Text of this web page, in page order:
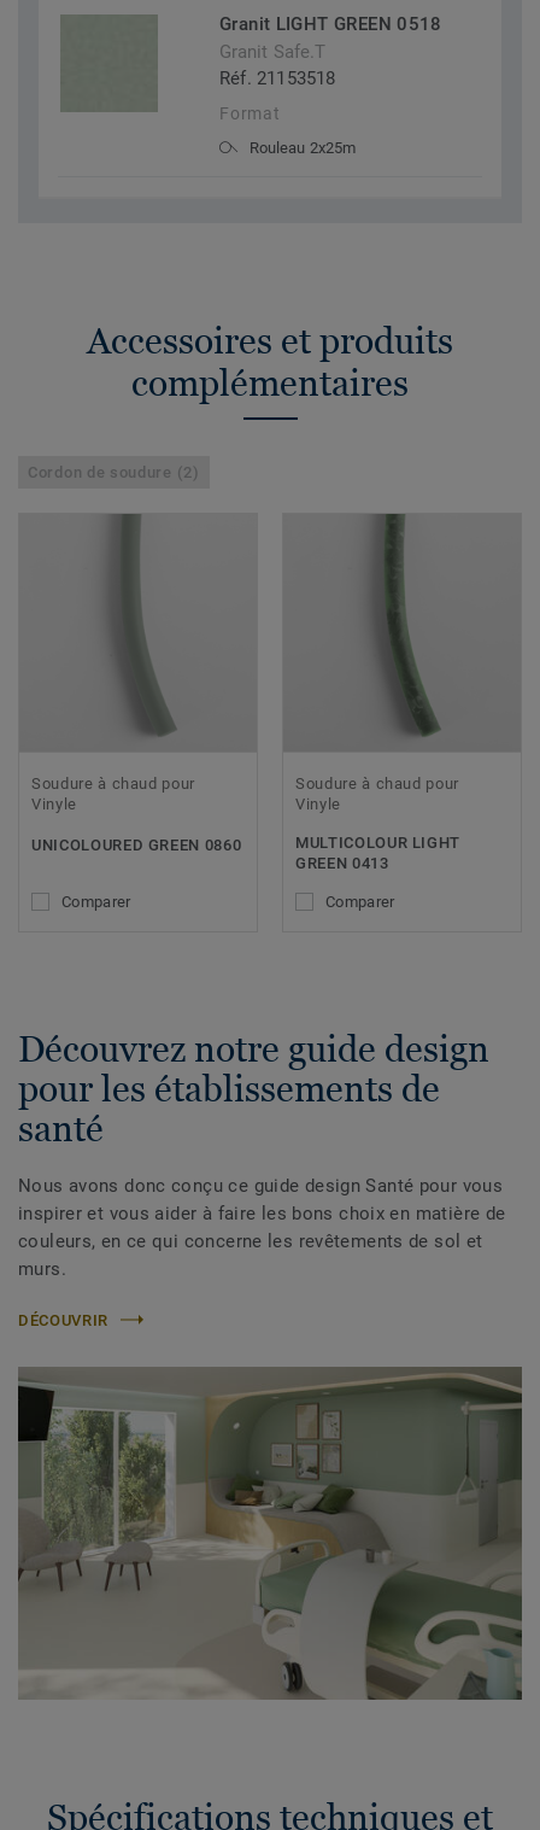
Granit LIGHT GREEN 0518
Granit Safe.T
Réf. 21153518
Format
Rouleau 2x25m
Accessoires et produits
complémentaires
Cordon de soudure (2)
Soudure à chaud pour
Vinyle
UNICOLOURED GREEN 0860
Comparer
Soudure à chaud pour
Vinyle
MULTICOLOUR LIGHT
GREEN 0413
Comparer
Découvrez notre guide design
pour les établissements de
santé
Nous avons donc conçu ce guide design Santé pour vous
inspirer et vous aider à faire les bons choix en matière de
couleurs, en ce qui concerne les revêtements de sol et
murs.
DÉCOUVRIR
Spécifications techniques et